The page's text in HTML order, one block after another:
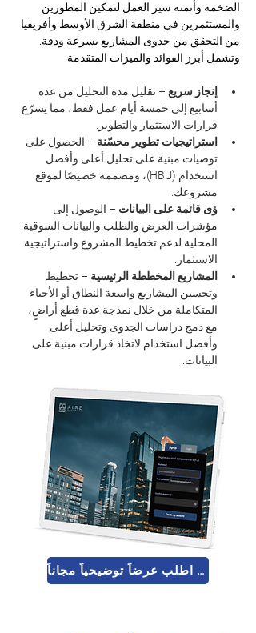
الضخمة وأتمتة سير العمل لتمكين المطورين
والمستثمرين في منطقة الشرق الأوسط وأفريقيا
من التحقق من جدوى المشاريع بسرعة ودقة.
وتشمل أبرز الفوائد والميزات المتقدمة:
إنجاز سريع – تقليل مدة التحليل من عدة
أسابيع إلى خمسة أيام عمل فقط، مما يسرّع
قرارات الاستثمار والتطوير.
استراتيجيات تطوير محسّنة – الحصول على
توصيات مبنية على تحليل أعلى وأفضل
استخدام (HBU)، ومصممة خصيصًا لموقع
مشروعك.
ؤى قائمة على البيانات – الوصول إلى
مؤشرات العرض والطلب والبيانات السوقية
المحلية لدعم تخطيط المشروع واستراتيجية
الاستثمار.
المشاريع المخططة الرئيسية – تخطيط
وتحسين المشاريع واسعة النطاق أو الأحياء
المتكاملة من خلال نمذجة عدة قطع أراضٍ،
مع دمج دراسات الجدوى وتحليل أعلى
وأفضل استخدام لاتخاذ قرارات مبنية على
البيانات.
اطلب عرضاً توضيحياً مجاناً 🚀